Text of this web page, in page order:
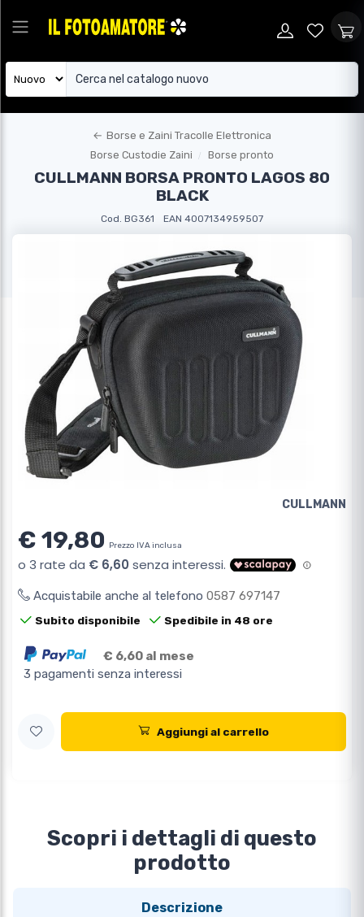
← Borse e Zaini Tracolle Elettronica
Borse Custodie Zaini
Borse pronto
CULLMANN BORSA PRONTO LAGOS 80
BLACK
Cod. BG361 EAN 4007134959507
CULLMANN
€ 19,80 Prezzo IVA inclusa
Acquistabile anche al telefono 0587 697147
Subito disponibile Spedibile in 48 ore
€ 6,60 al mese
3 pagamenti senza interessi
Aggiungi al carrello
Scopri i dettagli di questo
prodotto
Descrizione